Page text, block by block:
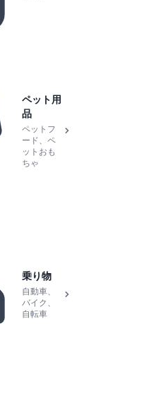
ペット用
品
ペットフ
ード、ペ
ットおも
ちゃ
乗り物
自動車、
バイク、
自転車